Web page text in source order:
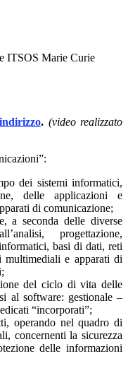
ITSOS Marie Curie
. (video realizzato
dei sistemi informatici,
delle applicazioni e
di comunicazione;
a seconda delle diverse
progettazione,
basi di dati, reti
multimediali e apparati di
del ciclo di vita delle
al software: gestionale –
“incorporati”;
operando nel quadro di
concernenti la sicurezza
delle informazioni